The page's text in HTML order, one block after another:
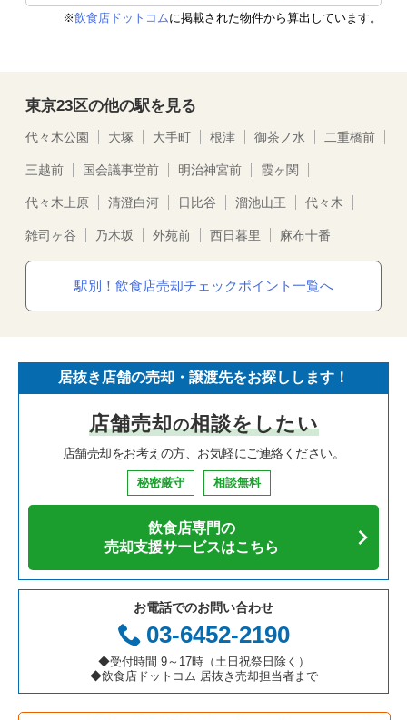
※飲食店ドットコムに掲載された物件から算出しています。
東京23区の他の駅を見る
代々木公園 大塚 大手町 根津 御茶ノ水 二重橋前
三越前 国会議事堂前 明治神宮前 霞ヶ関
代々木上原 清澄白河 日比谷 溜池山王 代々木
雑司ヶ谷 乃木坂 外苑前 西日暮里 麻布十番
駅別！飲食店売却チェックポイント一覧へ
居抜き店舗の売却・譲渡先をお探しします！
店舗売却の相談をしたい
店舗売却をお考えの方、お気軽にご連絡ください。
秘密厳守 相談無料
飲食店専門の
売却支援サービスはこちら
お電話でのお問い合わせ
03-6452-2190
◆受付時間 9～17時（土日祝祭日除く）
◆飲食店ドットコム 居抜き売却担当者まで